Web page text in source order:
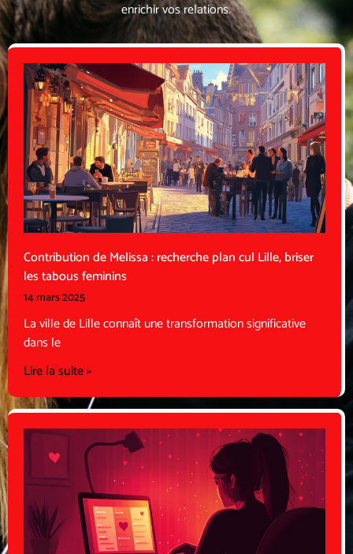
enrichir vos relations.
Contribution de Melissa : recherche plan cul Lille, briser
les tabous feminins
14 mars 2025
La ville de Lille connaît une transformation significative
dans le
Lire la suite »